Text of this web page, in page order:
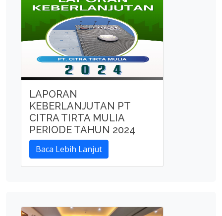
LAPORAN
KEBERLANJUTAN PT
CITRA TIRTA MULIA
PERIODE TAHUN 2024
Baca Lebih Lanjut